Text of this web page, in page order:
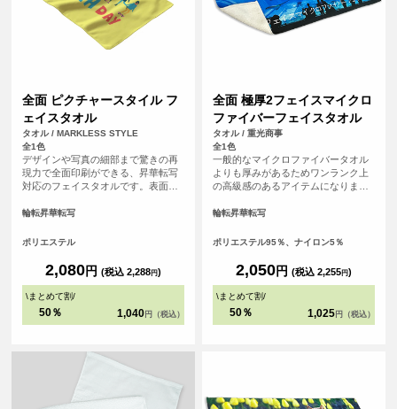
全面 ピクチャースタイル フ
ェイスタオル
タオル / MARKLESS STYLE
全1色
デザインや写真の細部まで驚きの再
現力で全面印刷ができる、昇華転写
対応のフェイスタオルです。表面ま
ジナル感が増します。裏面はシャー
して、機能性も備えています。贈り
輪転昇華転写
ポリエステル
2,080円 (税込 2,288円)
\まとめて割/
50％ 1,040 円（税込）
全面 極厚2フェイスマイクロ
ファイバーフェイスタオル
タオル / 重光商事
全1色
一般的なマイクロファイバータオル
よりも厚みがあるためワンランク上
の高級感のあるアイテムになりま
響をうけにくくデザイがくっきりプ
プリントするため発色が良いのも特
テムにプリントするためズレが生じ
る可能性がございます。全面にデザ
インを配置したい方は塗り足し範囲
ております。<br> ※必ずプリントし
輪転昇華転写
ポリエステル95％、ナイロン5％
2,050円 (税込 2,255円)
\まとめて割/
50％ 1,025 円（税込）